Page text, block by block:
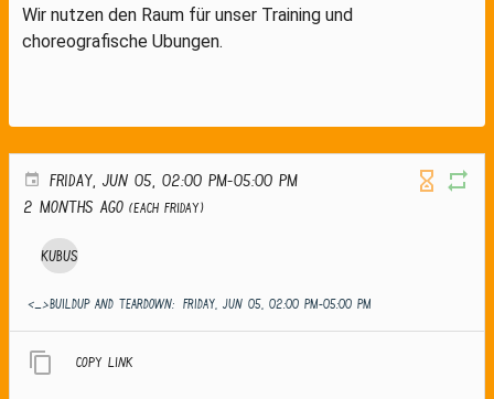
Wir nutzen den Raum für unser Training und
choreografische Ubungen.
FRIDAY, JUN 05, 02:00 PM-05:00 PM
2 months ago (Each Friday)
Kubus
<_>Buildup and teardown: FRIDAY, JUN 05, 02:00 PM-05:00 PM
Copy link